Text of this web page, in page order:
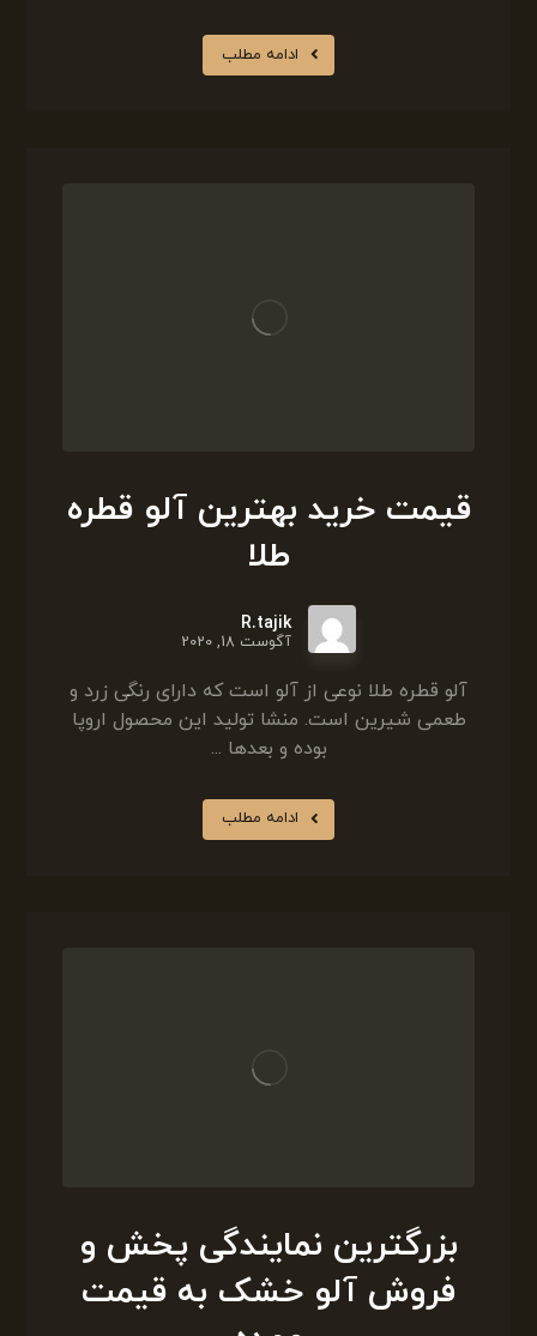
ادامه مطلب
قیمت خرید بهترین آلو قطره
طلا
R.tajik
آگوست 18, 2020
آلو قطره طلا نوعی از آلو است که دارای رنگی زرد و
طعمی شیرین است. منشا تولید این محصول اروپا
بوده و بعدها ...
ادامه مطلب
بزرگترین نمایندگی پخش و
فروش آلو خشک به قیمت